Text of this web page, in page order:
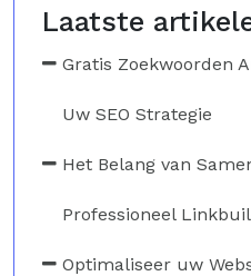
Laatste
Gratis Zoekwoorden
Uw SEO Strategie
Het Belang van
Professioneel
Optimaliseer uw